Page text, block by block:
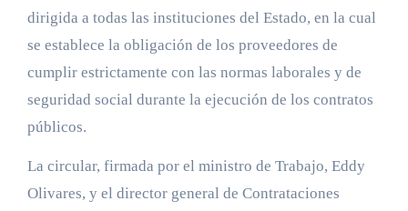
dirigida a todas las instituciones del Estado, en la cual
se establece la obligación de los proveedores de
cumplir estrictamente con las normas laborales y de
seguridad social durante la ejecución de los contratos
públicos.
La circular, firmada por el ministro de Trabajo, Eddy
Olivares, y el director general de Contrataciones